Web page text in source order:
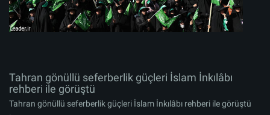
Tahran gönüllü seferberlik güçleri İslam İnkılâbı
rehberi ile görüştü
Tahran gönüllü seferberlik güçleri İslam İnkılâbı rehberi ile görüştü